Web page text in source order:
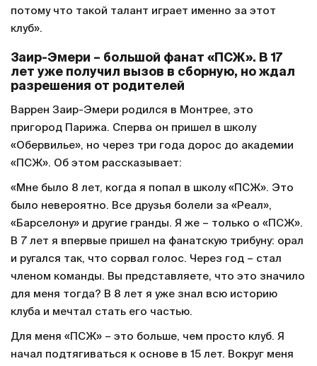
потому что такой талант играет именно за этот
клуб».
Заир-Эмери – большой фанат «ПСЖ». В 17
лет уже получил вызов в сборную, но ждал
разрешения от родителей
Варрен Заир-Эмери родился в Монтрее, это
пригород Парижа. Сперва он пришел в школу
«Обервилье», но через три года дорос до академии
«ПСЖ». Об этом рассказывает:
«Мне было 8 лет, когда я попал в школу «ПСЖ». Это
было невероятно. Все друзья болели за «Реал»,
«Барселону» и другие гранды. Я же – только о «ПСЖ».
В 7 лет я впервые пришел на фанатскую трибуну: орал
и ругался так, что сорвал голос. Через год – стал
членом команды. Вы представляете, что это значило
для меня тогда? В 8 лет я уже знал всю историю
клуба и мечтал стать его частью.
Для меня «ПСЖ» – это больше, чем просто клуб. Я
начал подтягиваться к основе в 15 лет. Вокруг меня